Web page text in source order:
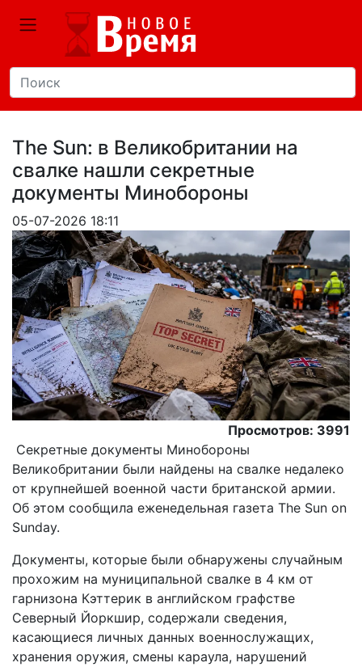
The Sun: в Великобритании на
свалке нашли секретные
документы Минобороны
05-07-2026 18:11
Просмотров: 3991
Секретные документы Минобороны
Великобритании были найдены на свалке недалеко
от крупнейшей военной части британской армии.
Об этом сообщила еженедельная газета The Sun on
Sunday.
Документы, которые были обнаружены случайным
прохожим на муниципальной свалке в 4 км от
гарнизона Кэттерик в английском графстве
Северный Йоркшир, содержали сведения,
касающиеся личных данных военнослужащих,
хранения оружия, смены караула, нарушений